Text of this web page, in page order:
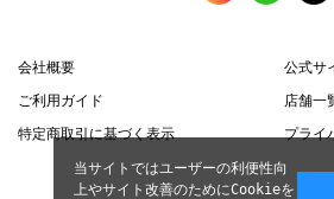
会社概要
公式サ
ご利用ガイド
店舗一
特定商取引に基づく表示
プライ
当サイトではユーザーの利便性向
上やサイト改善のためにCookieを